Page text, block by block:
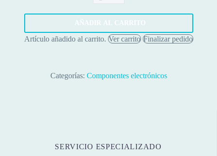
240.00 €.
400V
cantidad
AÑADIR AL CARRITO
Artículo añadido al carrito. Ver carrito Finalizar pedido
Categorías: Componentes electrónicos
SERVICIO ESPECIALIZADO